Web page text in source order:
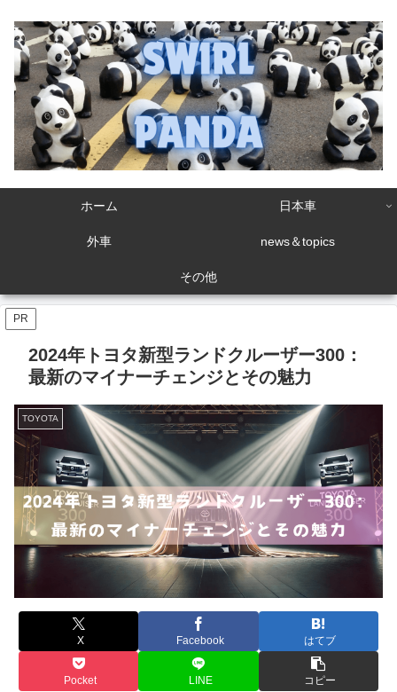
ホーム 日本車
外車 news＆topics
その他
PR
2024年トヨタ新型ランドクルーザー300：
最新のマイナーチェンジとその魅力
TOYOTA
X Facebook はてブ
Pocket LINE コピー